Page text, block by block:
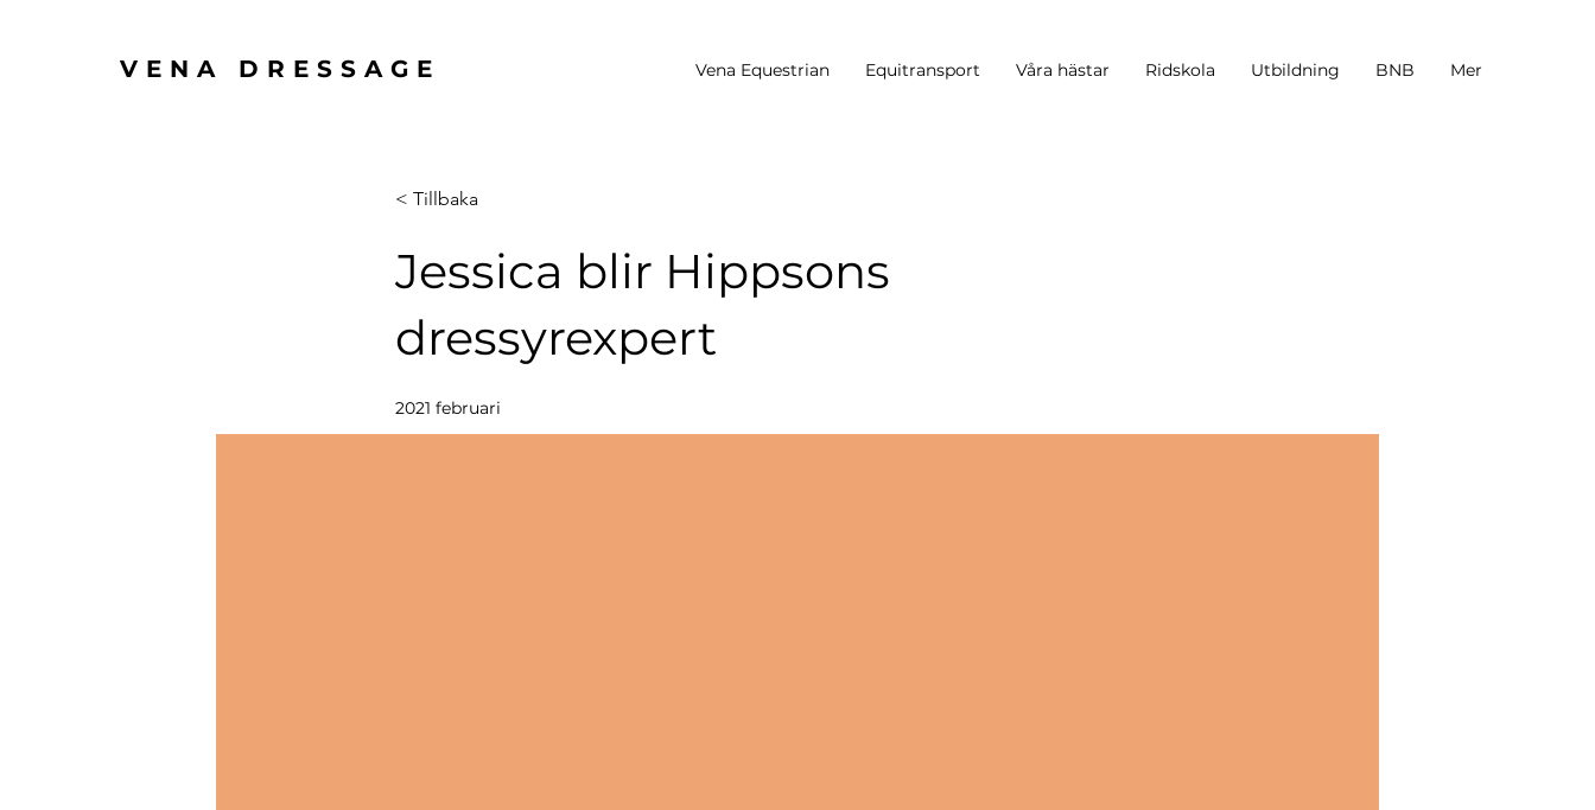
VENA DRESSAGE Vena Equestrian Equitransport Våra hästar Ridskola Utbildning BNB Mer
< Tillbaka
Jessica blir Hippsons
dressyrexpert
2021 februari